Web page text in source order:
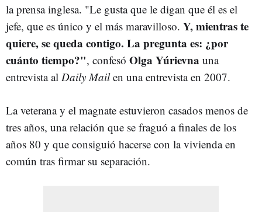
la prensa inglesa. "Le gusta que le digan que él es el
jefe, que es único y el más maravilloso. Y, mientras te
quiere, se queda contigo. La pregunta es: ¿por
cuánto tiempo?", confesó Olga Yúrievna una
entrevista al Daily Mailen una entrevista en 2007.
La veterana y el magnate estuvieron casados menos de
tres años, una relación que se fraguó a finales de los
años 80 y que consiguió hacerse con la vivienda en
común tras firmar su separación.